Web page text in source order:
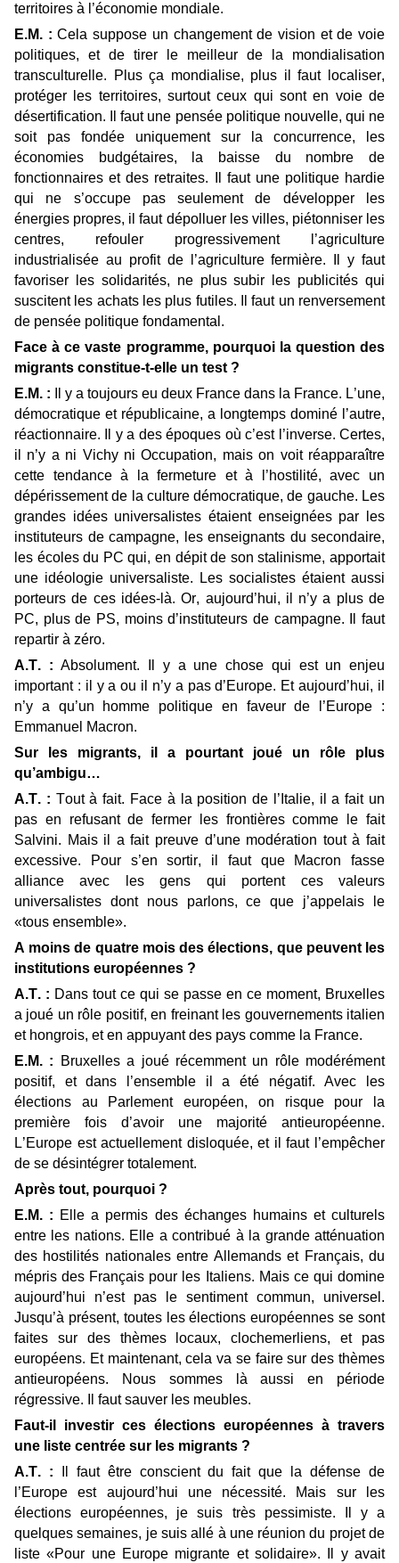
territoires à l’économie mondiale.
E.M. :Cela suppose un changement de vision et de voie
politiques, et de tirer le meilleur de la mondialisation
transculturelle. Plus ça mondialise, plus il faut localiser,
protéger les territoires, surtout ceux qui sont en voie de
désertification. Il faut une pensée politique nouvelle, qui ne
soit pas fondée uniquement sur la concurrence, les
économies budgétaires, la baisse du nombre de
fonctionnaires et des retraites. Il faut une politique hardie
qui ne s’occupe pas seulement de développer les
énergies propres, il faut dépolluer les villes, piétonniser les
centres, refouler progressivement l’agriculture
industrialisée au profit de l’agriculture fermière. Il y faut
favoriser les solidarités, ne plus subir les publicités qui
suscitent les achats les plus futiles. Il faut un renversement
de pensée politique fondamental.
Face à ce vaste programme, pourquoi la question des
migrants constitue-t-elle un test ?
E.M. : Il y a toujours eu deux France dans la France. L’une,
démocratique et républicaine, a longtemps dominé l’autre,
réactionnaire. Il y a des époques où c’est l’inverse. Certes,
il n’y a ni Vichy ni Occupation, mais on voit réapparaître
cette tendance à la fermeture et à l’hostilité, avec un
dépérissement de la culture démocratique, de gauche. Les
grandes idées universalistes étaient enseignées par les
instituteurs de campagne, les enseignants du secondaire,
les écoles du PC qui, en dépit de son stalinisme, apportait
une idéologie universaliste. Les socialistes étaient aussi
porteurs de ces idées-là. Or, aujourd’hui, il n’y a plus de
PC, plus de PS, moins d’instituteurs de campagne. Il faut
repartir à zéro.
A.T. : Absolument. Il y a une chose qui est un enjeu
important : il y a ou il n’y a pas d’Europe. Et aujourd’hui, il
n’y a qu’un homme politique en faveur de l’Europe :
Emmanuel Macron.
Sur les migrants, il a pourtant joué un rôle plus
qu’ambigu…
A.T. : Tout à fait. Face à la position de l’Italie, il a fait un
pas en refusant de fermer les frontières comme le fait
Salvini. Mais il a fait preuve d’une modération tout à fait
excessive. Pour s’en sortir, il faut que Macron fasse
alliance avec les gens qui portent ces valeurs
universalistes dont nous parlons, ce que j’appelais le
«tous ensemble».
A moins de quatre mois des élections, que peuvent les
institutions européennes ?
A.T. : Dans tout ce qui se passe en ce moment, Bruxelles
a joué un rôle positif, en freinant les gouvernements italien
et hongrois, et en appuyant des pays comme la France.
E.M. : Bruxelles a joué récemment un rôle modérément
positif, et dans l’ensemble il a été négatif. Avec les
élections au Parlement européen, on risque pour la
première fois d’avoir une majorité antieuropéenne.
L’Europe est actuellement disloquée, et il faut l’empêcher
de se désintégrer totalement.
Après tout, pourquoi ?
E.M. : Elle a permis des échanges humains et culturels
entre les nations. Elle a contribué à la grande atténuation
des hostilités nationales entre Allemands et Français, du
mépris des Français pour les Italiens. Mais ce qui domine
aujourd’hui n’est pas le sentiment commun, universel.
Jusqu’à présent, toutes les élections européennes se sont
faites sur des thèmes locaux, clochemerliens, et pas
européens. Et maintenant, cela va se faire sur des thèmes
antieuropéens. Nous sommes là aussi en période
régressive. Il faut sauver les meubles.
Faut-il investir ces élections européennes à travers
une liste centrée sur les migrants ?
A.T. :
Il faut être conscient du fait que la défense de
l’Europe est aujourd’hui une nécessité. Mais sur les
élections européennes, je suis très pessimiste. Il y a
quelques semaines, je suis allé à une réunion du projet de
liste «Pour une Europe migrante et solidaire». Il y avait